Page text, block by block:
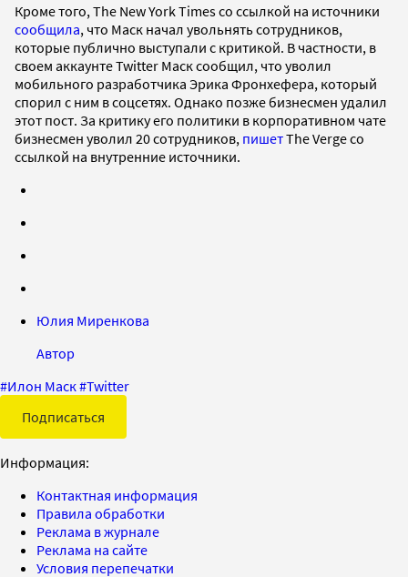
Кроме того, The New York Times со ссылкой на источники
сообщила, что Маск начал увольнять сотрудников,
которые публично выступали с критикой. В частности, в
своем аккаунте Twitter Маск сообщил, что уволил
мобильного разработчика Эрика Фронхефера, который
спорил с ним в соцсетях. Однако позже бизнесмен удалил
этот пост. За критику его политики в корпоративном чате
бизнесмен уволил 20 сотрудников, пишетThe Verge со
ссылкой на внутренние источники.
Юлия Миренкова
Автор
#Илон Маск#Twitter
Подписаться
Информация:
Контактная информация
Правила обработки
Реклама в журнале
Реклама на сайте
Условия перепечатки